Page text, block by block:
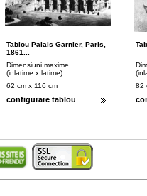
Tablou Palais Garnier, Paris,
1861...
Dimensiuni maxime
(inlatime x latime)
62 cm x 116 cm
configurare tablou
82